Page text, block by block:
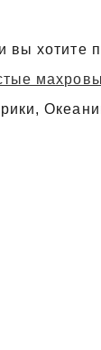
вы хотите